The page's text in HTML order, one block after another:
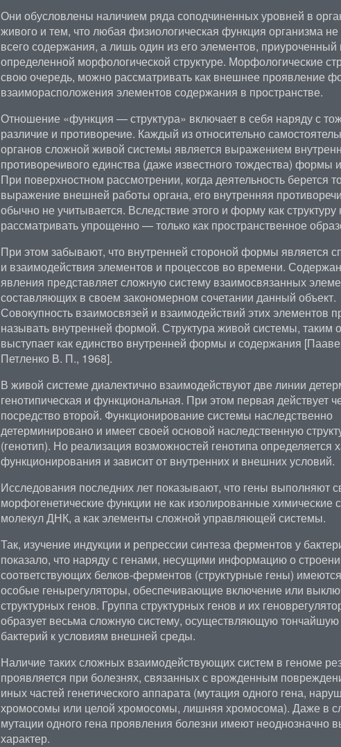
Они обусловлены наличием ряда соподчиненных уровней в
живого и тем, что любая физиологическая функция организма
всего содержания, а лишь один из его элементов, приуроченный
определенной морфологической структуре. Морфологические
свою очередь, можно рассматривать как внешнее проявление
взаиморасположения элементов содержания в пространстве.
Отношение «функция — структура» включает в себя наряду с
различие и противоречие. Каждый из относительно
органов сложной живой системы является выражением
противоречивого единства (даже известного тождества) формы
При поверхностном рассмотрении, когда деятельность берется
выражение внешней работы органа, его внутренняя
обычно не учитывается. Вследствие этого и форму как
рассматривать упрощенно — только как пространственное
При этом забывают, что внутренней стороной формы является
и взаимодействия элементов и процессов во времени.
явления представляет сложную систему взаимосвязанных
составляющих в своем закономерном сочетании данный объект.
Совокупность взаимосвязей и взаимодействий этих элементов
называть внутренней формой. Структура живой системы, таким
выступает как единство внутренней формы и содержания
Петленко В. П., 1968].
В живой системе диалектично взаимодействуют две линии
генотипическая и функциональная. При этом первая действует
посредство второй. Функционирование системы наследственно
детерминировано и имеет своей основой наследственную
(генотип). Но реализация возможностей генотипа определяется
функционирования и зависит от внутренних и внешних условий.
Исследования последних лет показывают, что гены выполняют
морфогенетические функции не как изолированные химические
молекул ДНК, а как элементы сложной управляющей системы.
Так, изучение индукции и репрессии синтеза ферментов у
показало, что наряду с генами, несущими информацию о
соответствующих белков-ферментов (структурные гены)
особые генырегуляторы, обеспечивающие включение или
структурных генов. Группа структурных генов и их
образует весьма сложную систему, осуществляющую
бактерий к условиям внешней среды.
Наличие таких сложных взаимодействующих систем в геноме
проявляется при болезнях, связанных с врожденным
иных частей генетического аппарата (мутация одного гена,
хромосомы или целой хромосомы, лишняя хромосома). Даже в
мутации одного гена проявления болезни имеют неоднозначно
характер.